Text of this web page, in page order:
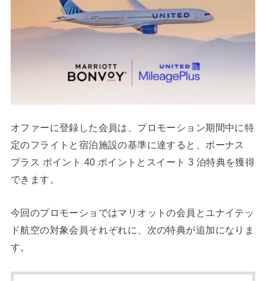
オファーに登録した会員は、プロモーション期間中に特
定のフライトと宿泊施設の基準に達すると、ボーナス
プラス ポイント 40 ポイントとスイート 3 泊特典を獲得
できます。
今回のプロモーショではマリオットの会員とユナイテッ
ド航空の対象会員それぞれに、次の特典が追加になりま
す。